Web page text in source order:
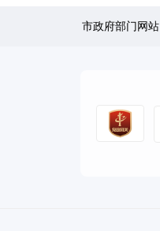
市政府部门网站